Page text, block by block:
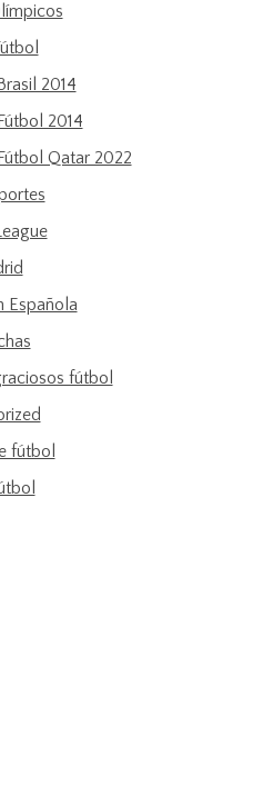
2014
2014
Qatar 2022
Española
fútbol
fútbol